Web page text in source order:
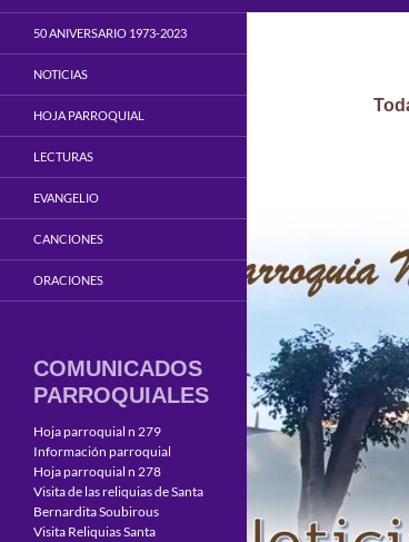
50 ANIVERSARIO 1973-2023
NOTICIAS
HOJA PARROQUIAL
LECTURAS
EVANGELIO
CANCIONES
ORACIONES
COMUNICADOS
PARROQUIALES
Hoja parroquial n 279
Información parroquial
Hoja parroquial n 278
Visita de las reliquias de Santa
Bernardita Soubirous
Visita Reliquias Santa